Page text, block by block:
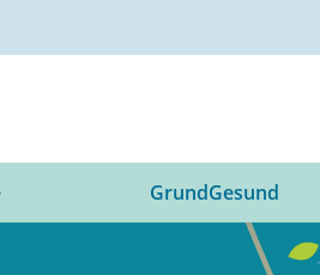
GrundGesund